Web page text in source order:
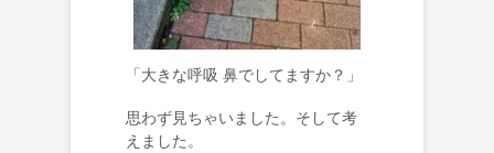
「大きな呼吸 鼻でしてますか？」
思わず見ちゃいました。そして考
えました。